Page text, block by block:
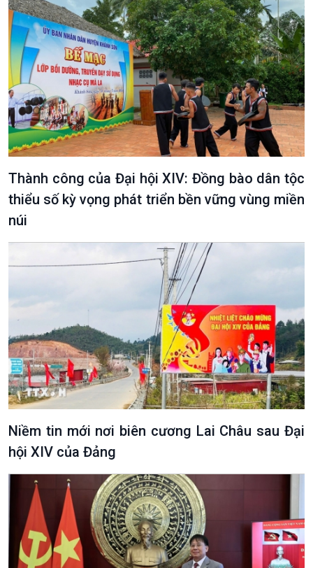
Văn hoá & Du lịch
Tin Văn hoá & Du lịch
Chát với người nổi tiếng
Câu chuyện Thể thao
Multimedia
Ảnh
Video
Infographic
E-Magazine
Thành công của Đại hội XIV: Đồng bào dân tộc
thiểu số kỳ vọng phát triển bền vững vùng miền
núi
Niềm tin mới nơi biên cương Lai Châu sau Đại
hội XIV của Đảng